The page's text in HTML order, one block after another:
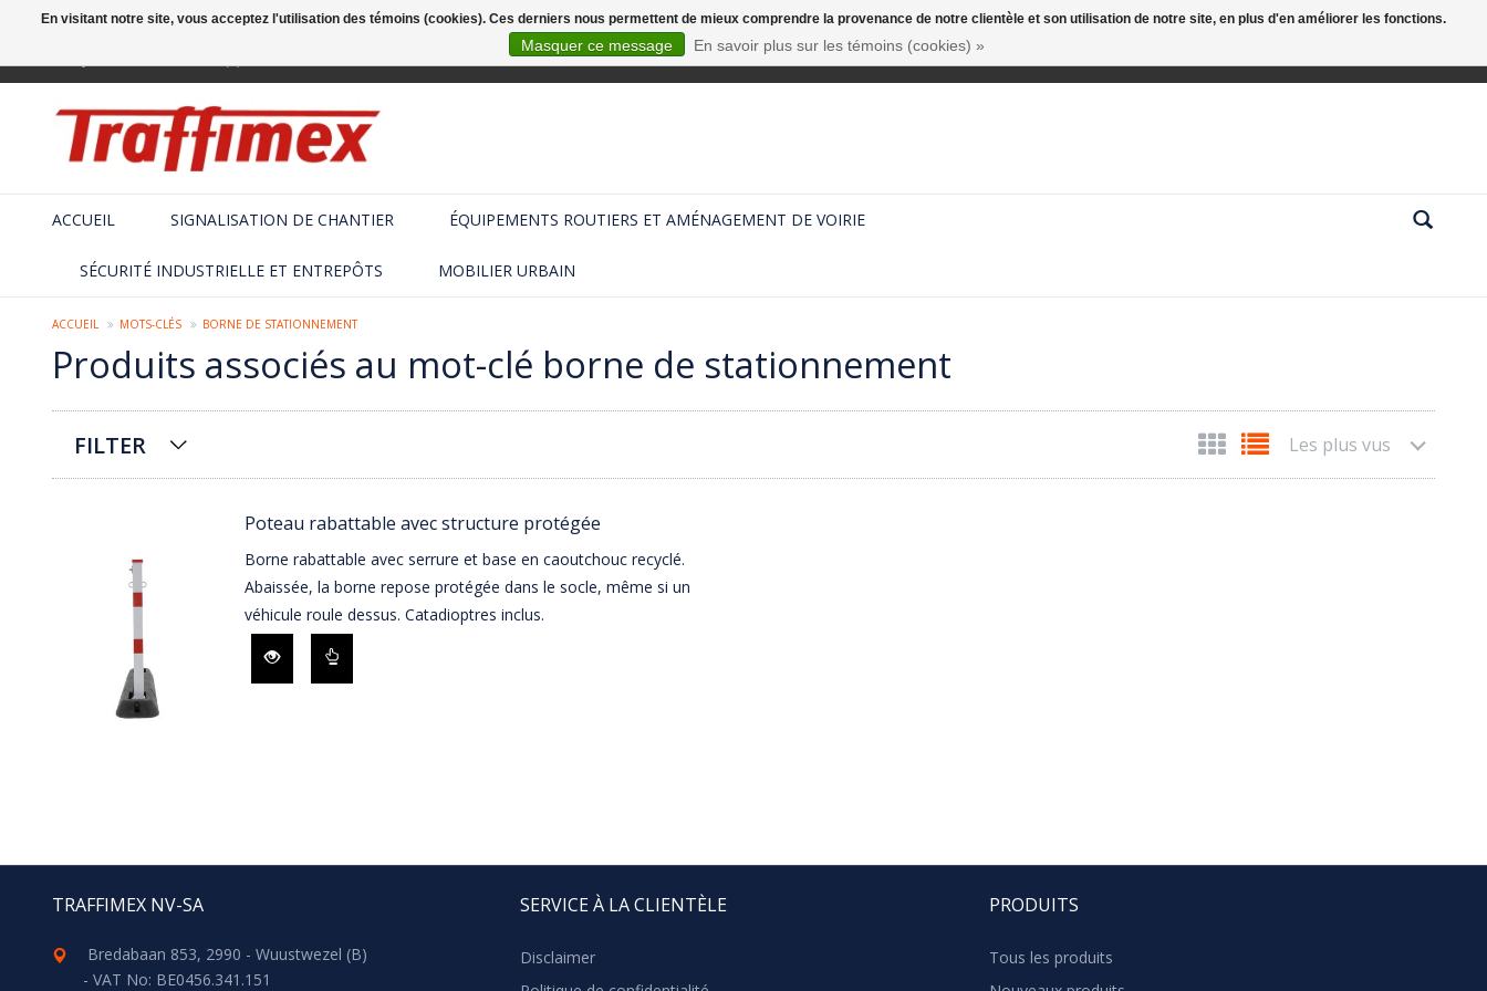
ACCUEIL SIGNALISATION DE CHANTIER ÉQUIPEMENTS ROUTIERS ET AMÉNAGEMENT DE VOIRIE
SÉCURITÉ INDUSTRIELLE ET ENTREPÔTS MOBILIER URBAIN
ACCUEIL MOTS-CLÉS BORNE DE STATIONNEMENT
Produits associés au mot-clé borne de stationnement
FILTER Les plus vus
Poteau rabattable avec structure protégée
Borne rabattable avec serrure et base en caoutchouc recyclé.
Abaissée, la borne repose protégée dans le socle, même si un
véhicule roule dessus. Catadioptres inclus.
TRAFFIMEX NV-SA
Bredabaan 853, 2990 - Wuustwezel (B)
- VAT No: BE0456.341.151
SERVICE À LA CLIENTÈLE
Disclaimer
PRODUITS
Tous les produits
En visitant notre site, vous acceptez l'utilisation des témoins (cookies). Ces derniers nous permettent de mieux comprendre la provenance de notre clientèle et son utilisation de notre site, en plus d'en améliorer les fonctions.
Masquer ce message En savoir plus sur les témoins (cookies) »